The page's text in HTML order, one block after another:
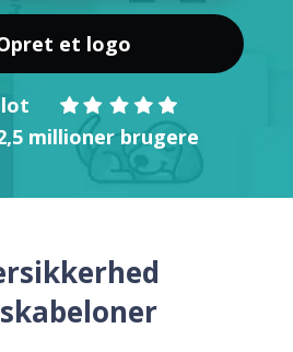
et logo
millioner brugere